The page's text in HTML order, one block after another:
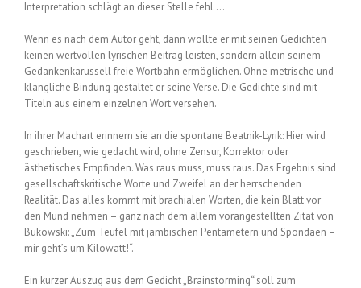
Interpretation schlägt an dieser Stelle fehl …
Wenn es nach dem Autor geht, dann wollte er mit seinen Gedichten
keinen wertvollen lyrischen Beitrag leisten, sondern allein seinem
Gedankenkarussell freie Wortbahn ermöglichen. Ohne metrische und
klangliche Bindung gestaltet er seine Verse. Die Gedichte sind mit
Titeln aus einem einzelnen Wort versehen.
In ihrer Machart erinnern sie an die spontane Beatnik-Lyrik: Hier wird
geschrieben, wie gedacht wird, ohne Zensur, Korrektor oder
ästhetisches Empfinden. Was raus muss, muss raus. Das Ergebnis sind
gesellschaftskritische Worte und Zweifel an der herrschenden
Realität. Das alles kommt mit brachialen Worten, die kein Blatt vor
den Mund nehmen – ganz nach dem allem vorangestellten Zitat von
Bukowski: „Zum Teufel mit jambischen Pentametern und Spondäen –
mir geht’s um Kilowatt!“.
Ein kurzer Auszug aus dem Gedicht „Brainstorming“ soll zum